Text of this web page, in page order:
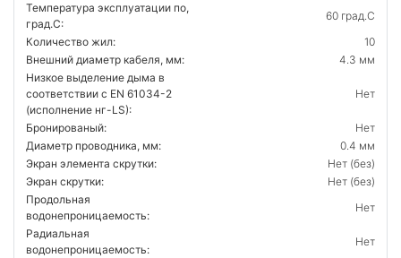
Температура эксплуатации по,
град.C:
60 град.C
Количество жил:
10
Внешний диаметр кабеля, мм:
4.3 мм
Низкое выделение дыма в
соответствии с EN 61034-2
(исполнение нг-LS):
Нет
Бронированый:
Нет
Диаметр проводника, мм:
0.4 мм
Экран элемента скрутки:
Нет (без)
Экран скрутки:
Нет (без)
Продольная
водонепроницаемость:
Нет
Радиальная
водонепроницаемость:
Нет